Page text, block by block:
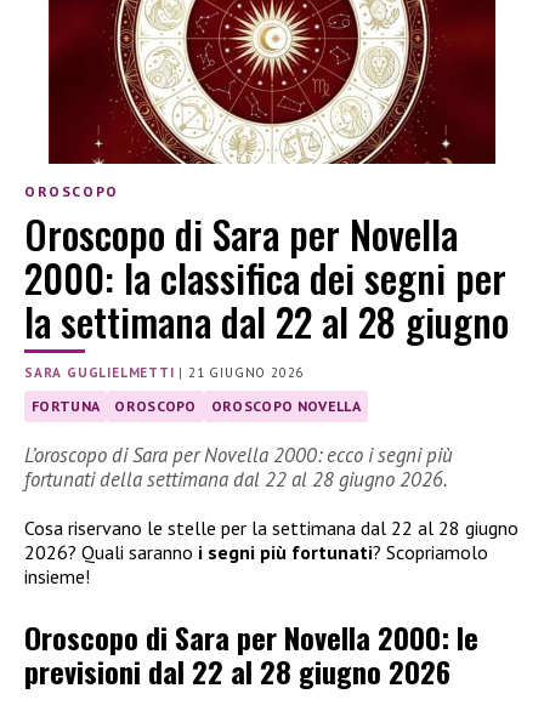
OROSCOPO
Oroscopo di Sara per Novella
2000: la classifica dei segni per
la settimana dal 22 al 28 giugno
SARA GUGLIELMETTI |21 GIUGNO 2026
FORTUNA OROSCOPO OROSCOPO NOVELLA
L’oroscopo di Sara per Novella 2000: ecco i segni più
fortunati della settimana dal 22 al 28 giugno 2026.
Cosa riservano le stelle per la settimana dal 22 al 28 giugno
2026? Quali saranno i segni più fortunati? Scopriamolo
insieme!
Oroscopo di Sara per Novella 2000: le
previsioni dal 22 al 28 giugno 2026